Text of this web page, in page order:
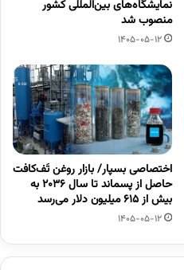
نمایشگاه‌های بین‌المللی کشور
منصوب شد
1405-05-12
اختصاصی بسپار/ بازار روغن تَف‌کافت
حاصل از پسماند تا سال ۲۰۳۶ به
بیش از ۶۱۵ میلیون دلار می‌رسد
1405-05-12